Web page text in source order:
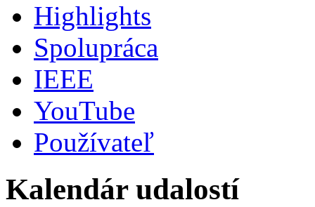
Highlights
Spolupráca
IEEE
YouTube
Používateľ
Kalendár udalostí